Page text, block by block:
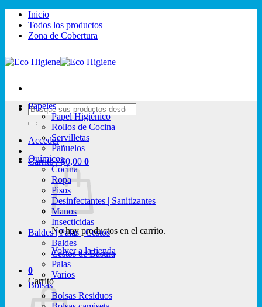
Saltar
contenido
Inicio
Todos los productos
Zona de Cobertura
Buscar
por:
Acceder
Carrito /$0,00 0
No hay productos en el carrito.
Volver a la tienda
0
Carrito
Papeles
Papel Higiénico
Rollos de Cocina
Servilletas
Pañuelos
Químicos
Cocina
Ropa
Pisos
Desinfectantes | Sanitizantes
Manos
Insecticidas
Baldes | Palas | Cestos
Baldes
Cestos de Basura
Palas
Varios
Bolsas
Bolsas Residuos